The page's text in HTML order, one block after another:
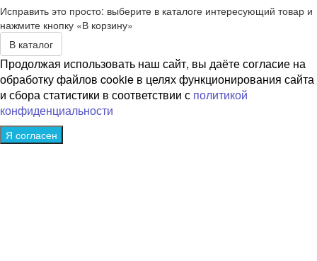
Исправить это просто: выберите в каталоге интересующий товар и
нажмите кнопку «В корзину»
В каталог
Продолжая использовать наш сайт, вы даёте согласие на
обработку файлов cookie в целях функционирования сайта
и сбора статистики в соответствии с политикой
конфиденциальности
Я согласен